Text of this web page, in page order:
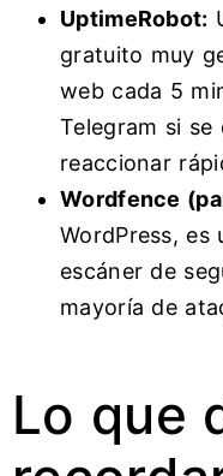
UptimeRobot:
gratuito muy
web cada 5
Telegram si se
reaccionar
Wordfence
WordPress, es
escáner de
mayoría de
Lo que